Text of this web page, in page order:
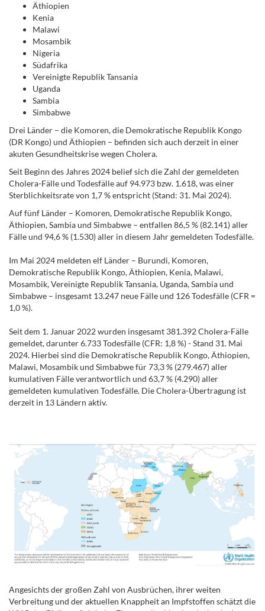
Äthiopien
Kenia
Malawi
Mosambik
Nigeria
Südafrika
Vereinigte Republik Tansania
Uganda
Sambia
Simbabwe
Drei Länder – die Komoren, die Demokratische Republik Kongo
(DR Kongo) und Äthiopien – befinden sich auch derzeit in einer
akuten Gesundheitskrise wegen Cholera.
Seit Beginn des Jahres 2024 belief sich die Zahl der gemeldeten
Cholera-Fälle und Todesfälle auf 94.973 bzw. 1.618, was einer
Sterblichkeitsrate von 1,7 % entspricht (Stand: 31. Mai 2024).
Auf fünf Länder – Komoren, Demokratische Republik Kongo,
Äthiopien, Sambia und Simbabwe – entfallen 86,5 % (82.141) aller
Fälle und 94,6 % (1.530) aller in diesem Jahr gemeldeten Todesfälle.
Im Mai 2024 meldeten elf Länder – Burundi, Komoren,
Demokratische Republik Kongo, Äthiopien, Kenia, Malawi,
Mosambik, Vereinigte Republik Tansania, Uganda, Sambia und
Simbabwe – insgesamt 13.247 neue Fälle und 126 Todesfälle (CFR =
1,0 %).
Seit dem 1. Januar 2022 wurden insgesamt 381.392 Cholera-Fälle
gemeldet, darunter 6.733 Todesfälle (CFR: 1,8 %) - Stand 31. Mai
2024. Hierbei sind die Demokratische Republik Kongo, Äthiopien,
Malawi, Mosambik und Simbabwe für 73,3 % (279.467) aller
kumulativen Fälle verantwortlich und 63,7 % (4.290) aller
gemeldeten kumulativen Todesfälle. Die Cholera-Übertragung ist
derzeit in 13 Ländern aktiv.
Angesichts der großen Zahl von Ausbrüchen, ihrer weiten
Verbreitung und der aktuellen Knappheit an Impfstoffen schätzt die